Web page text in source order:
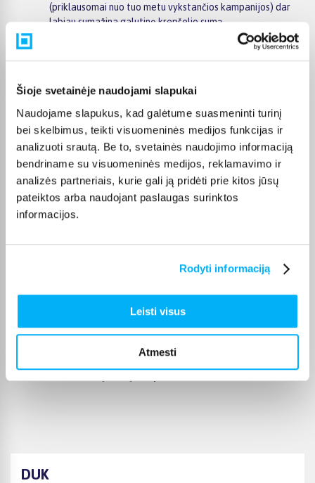
Šioje svetainėje naudojami slapukai
Naudojame slapukus, kad galėtume suasmeninti turinį
bei skelbimus, teikti visuomeninės medijos funkcijas ir
analizuoti srautą. Be to, svetainės naudojimo informaciją
bendriname su visuomeninės medijos, reklamavimo ir
analizės partneriais, kurie gali ją pridėti prie kitos jūsų
pateiktos arba naudojant paslaugas surinktos
informacijos.
Rodyti informaciją
Leisti visus
Atmesti
(priklausomai nuo tuo metu vykstančios kampanijos) dar
labiau sumažina galutinę krepšelio sumą.
Nuo smulkios elektronikos iki
stambios buitinės technikos – viskas vienoje vietoje.
norintys sutaupyti laiką, užsakymus gali nemokamai
atsiimti mūsų biure Kaune.
Lankstus apmokėjimas:
Visoms prekėms, kurių vertė
viršija 150 Eur, siūlome patogų lizingą be pabrangimo
arba kitas Jums palankias išsimokėjimo sąlygas.
Kaip pasinaudoti papildoma nuolaida?
Pasinaudoti specialiais pasiūlymais paprasta. Išsirinkite prekes
iš šios kategorijos, įsidėkite jas į krepšelį ir atsiskaitymo metu
Nepamirškite reguliariai tikrinti šios kategorijos – geriausi
pasiūlymai ir populiariausios prekės išperkamos greičiausiai!
tinkluose, kad pirmieji sužinotumėte, koks naujasBIGBOX
galioja šiandien.
DUK